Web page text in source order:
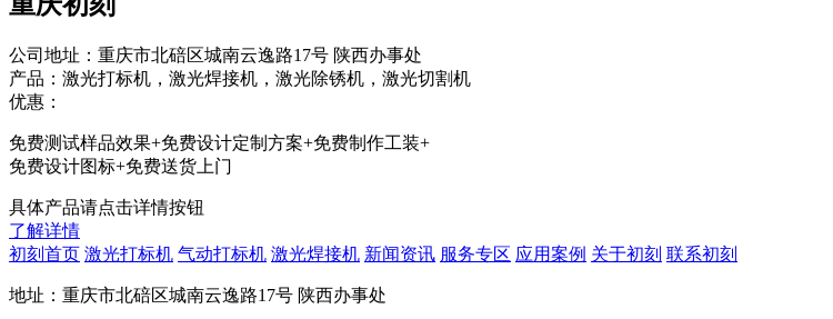
公司地址：重庆市北碚区城南云逸路17号 陕西办事处
产品：激光打标机，激光焊接机，激光除锈机，激光切割机
优惠：
免费测试样品效果+免费设计定制方案+免费制作工装+
免费设计图标+免费送货上门
具体产品请点击详情按钮
了解详情
初刻首页 激光打标机 气动打标机 激光焊接机 新闻资讯 服务专区 应用案例 关于初刻 联系初刻
地址：重庆市北碚区城南云逸路17号 陕西办事处